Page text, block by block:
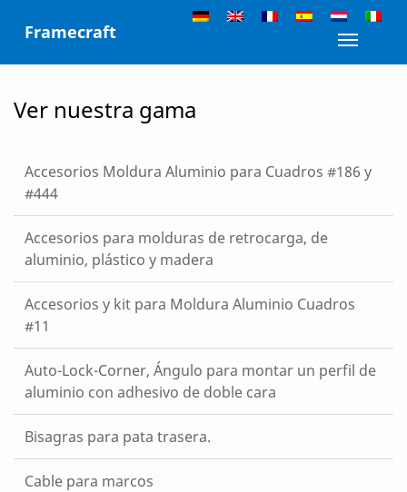
Framecraft Toggle
Ver nuestra gama
Accesorios Moldura Aluminio para Cuadros #186 y
#444
Accesorios para molduras de retrocarga, de
aluminio, plástico y madera
Accesorios y kit para Moldura Aluminio Cuadros
#11
Auto-Lock-Corner, Ángulo para montar un perfil de
aluminio con adhesivo de doble cara
Bisagras para pata trasera.
Cable para marcos